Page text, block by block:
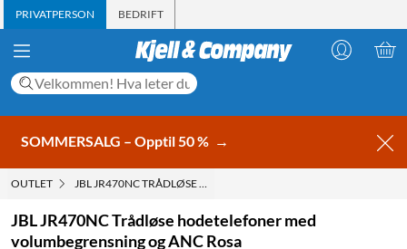
PRIVATPERSON BEDRIFT
SOMMERSALG – Opptil 50 % →
OUTLET JBL JR470NC TRÅDLØSE HODETELEFONER MED
JBL JR470NC Trådløse hodetelefoner med
volumbegrensning og ANC Rosa